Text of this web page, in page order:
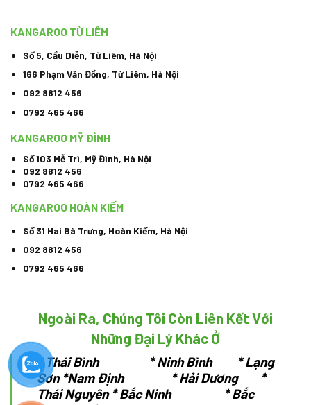
KANGAROO TỪ LIÊM
Số 5, Cầu Diễn, Từ Liêm, Hà Nội
166 Phạm Văn Đồng, Từ Liêm, Hà Nội
092 8812 456
0792 465 466
KANGAROO MỸ ĐÌNH
Số 103 Mễ Trì, Mỹ Đình, Hà Nội
092 8812 456
0792 465 466
KANGAROO HOÀN KIẾM
Số 31 Hai Bà Trưng, Hoàn Kiếm, Hà Nội
092 8812 456
0792 465 466
Ngoài Ra, Chúng Tôi Còn Liên Kết Với
Những Đại Lý Khác Ở
*Thái Bình * Ninh Bình * Lạng
Sơn *Nam Định * Hải Dương *
Thái Nguyên * Bắc Ninh * Bắc